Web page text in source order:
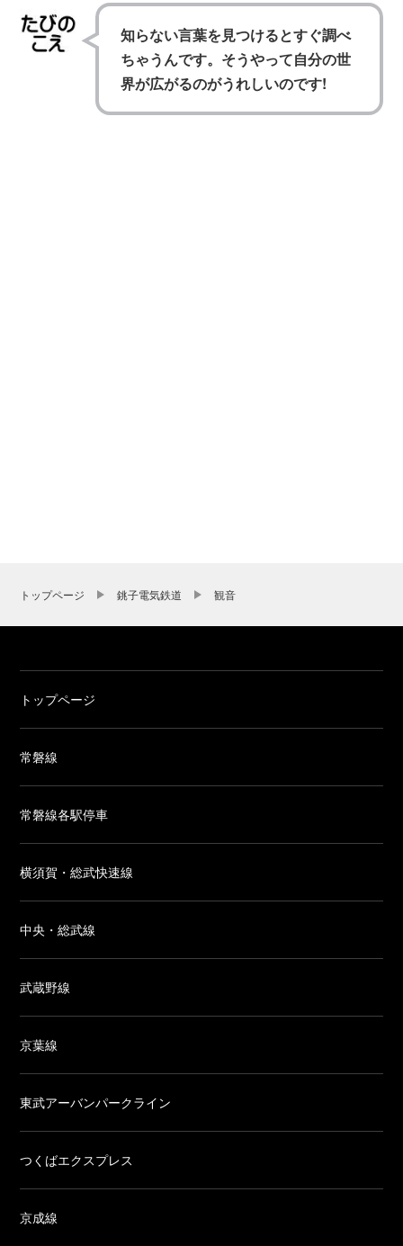
知らない言葉を見つけるとすぐ調べ
ちゃうんです。そうやって自分の世
界が広がるのがうれしいのです!
トップページ 銚子電気鉄道 観音
トップページ
常磐線
常磐線各駅停車
横須賀・総武快速線
中央・総武線
武蔵野線
京葉線
東武アーバンパークライン
つくばエクスプレス
京成線